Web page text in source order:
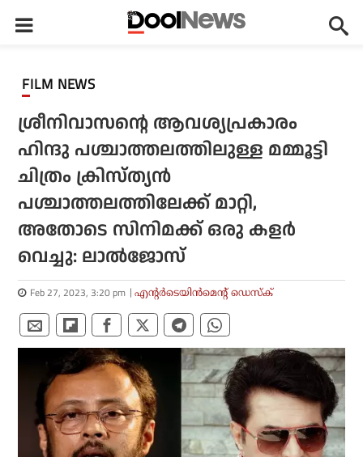
FILM NEWS
ശ്രീനിവാസന്റെ ആവശ്യപ്രകാരം
ഹിന്ദു പശ്ചാത്തലത്തിലുള്ള മമ്മൂട്ടി
ചിത്രം ക്രിസ്ത്യന്‍
പശ്ചാത്തലത്തിലേക്ക് മാറ്റി,
അതോടെ സിനിമക്ക് ഒരു കളര്‍
വെച്ചു: ലാല്‍ജോസ്
Feb 27, 2023, 3:20 pm എന്റര്‍ടെയിന്‍മെന്റ് ഡെസ്‌ക്